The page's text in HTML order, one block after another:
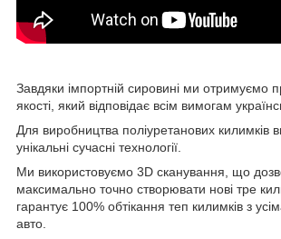
Завдяки імпортній сировині ми отримуємо
якості, який відповідає всім вимогам
Для виробництва поліуретанових килимків
унікальні сучасні технології.
Ми використовуємо 3D сканування, що
максимально точно створювати нові тре
гарантує 100% обтікання теп килимків з
авто.